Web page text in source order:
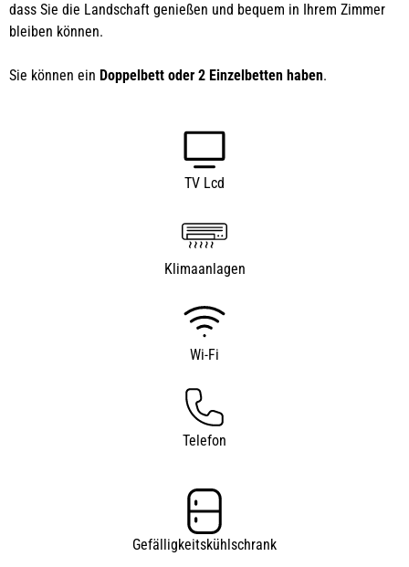
dass Sie die Landschaft genießen und bequem in Ihrem Zimmer
bleiben können.
Sie können ein Doppelbett oder 2 Einzelbetten haben.
TV Lcd
Klimaanlagen
Wi-Fi
Telefon
Gefälligkeitskühlschrank